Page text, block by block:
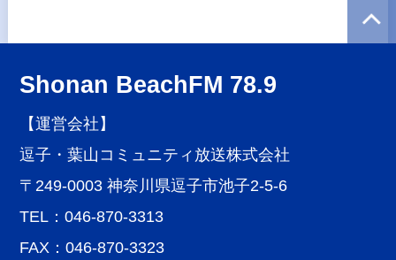
Shonan BeachFM 78.9
【運営会社】
逗子・葉山コミュニティ放送株式会社
〒249-0003 神奈川県逗子市池子2-5-6
TEL：046-870-3313
FAX：046-870-3323